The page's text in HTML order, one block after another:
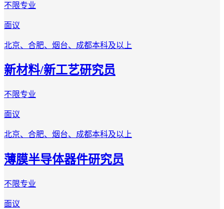
不限专业
面议
北京、合肥、烟台、成都本科及以上
新材料/新工艺研究员
不限专业
面议
北京、合肥、烟台、成都本科及以上
薄膜半导体器件研究员
不限专业
面议